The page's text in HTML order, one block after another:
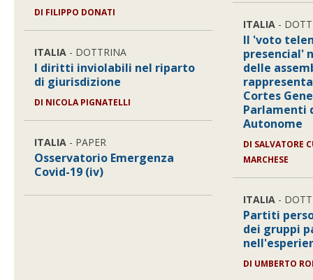
DI FILIPPO DONATI
ITALIA - DOTTRINA
I diritti inviolabili nel riparto
di giurisdizione
DI NICOLA PIGNATELLI
ITALIA - PAPER
Osservatorio Emergenza
Covid-19 (iv)
ITALIA -
Il 'voto
presencial'
delle
Cortes
Parlamenti
Autonome
DI SALVATORE
MARCHESE
ITALIA -
Partiti
dei gruppi
DI UMBERTO